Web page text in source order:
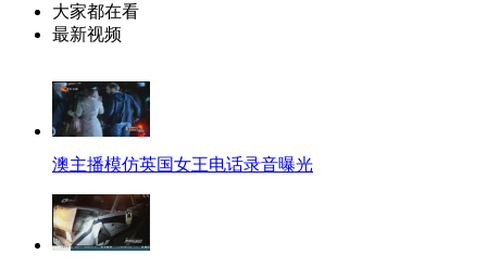
大家都在看
最新视频
澳主播模仿英国女王电话录音曝光